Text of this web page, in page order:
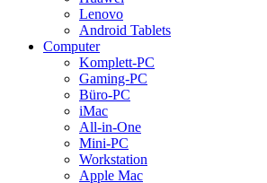
Lenovo
Android Tablets
Computer
Komplett-PC
Gaming-PC
Büro-PC
iMac
All-in-One
Mini-PC
Workstation
Apple Mac